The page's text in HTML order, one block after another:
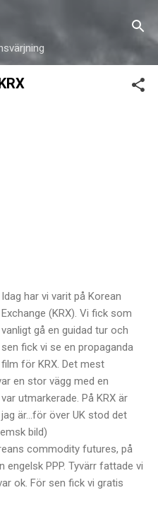
content
Idag har vi varit på Korean
Exchange (KRX). Vi fick som
vanligt gå en guidad tur och
sen fick vi se en propaganda
film för KRX. Det mest
en stor vägg med en
utmarkerade. På KRX är
är...för över UK stod det
bild)
commodity futures, på
engelsk PPP. Tyvärr fattade vi
ok. För sen fick vi gratis